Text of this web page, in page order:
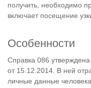
получить, необходимо
включает посещение
Особенности
Справка 086
от 15.12.2014. В ней
личные данные